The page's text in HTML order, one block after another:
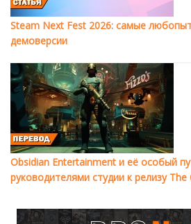
Steam Next Fest 2026: самые
демоверсии
Obsidian Entertainment и её особый
руководителями студии к релизу